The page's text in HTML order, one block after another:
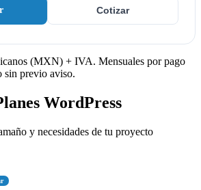
Cotizar
(MXN) + IVA. Mensuales por pago
sin previo aviso.
WordPress
y necesidades de tu proyecto